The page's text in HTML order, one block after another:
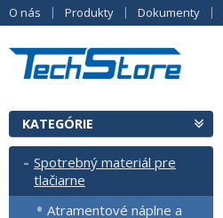
O nás Produkty Dokumenty
KATEGÓRIE
Spotrebný materiál pre
tlačiarne
Atramentové náplne a